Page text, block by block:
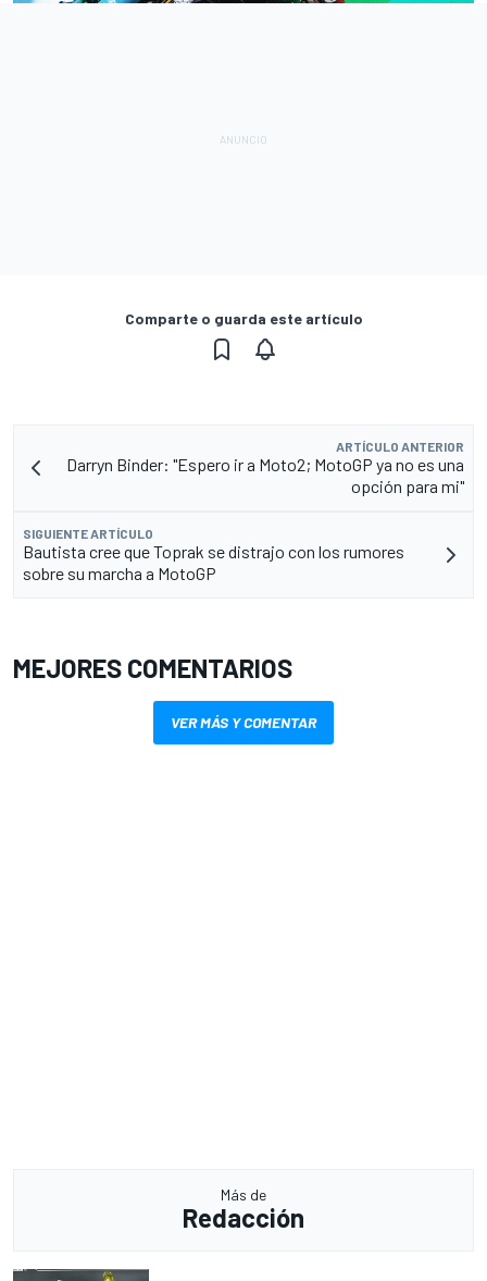
Comparte o guarda este artículo
ARTÍCULO ANTERIOR
Darryn Binder: "Espero ir a Moto2; MotoGP ya no es una
opción para mi"
SIGUIENTE ARTÍCULO
Bautista cree que Toprak se distrajo con los rumores
sobre su marcha a MotoGP
MEJORES COMENTARIOS
VER MÁS Y COMENTAR
Más de
Redacción